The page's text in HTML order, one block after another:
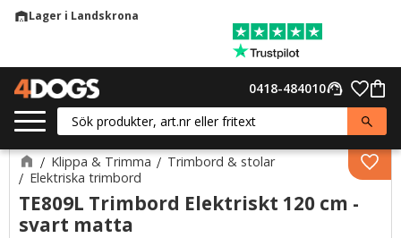
warehouseLager i Landskrona
support_agent
0418-484010
Klippa & Trimma
Trimbord & stolar
Elektriska trimbord
TE809L Trimbord Elektriskt 120 cm -
svart matta